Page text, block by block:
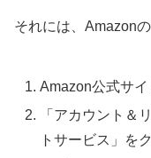
それには、Amazon
Amazon公式サ
「アカウント＆
トサービス」を